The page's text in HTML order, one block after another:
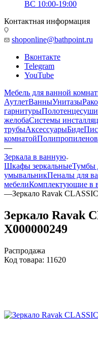
ВС 10:00-19:00
Контактная информация
shoponline@bathpoint.ru
Вконтакте
Telegram
YouTube
Мебель для ванной
АутлетВанныУнитазы
гарнитуры
желобаСистемы
трубыАксессуарыБиде
комнатой
—
Зеркала в ванную
Шкафы зеркальныеТумбы
умывальникПеналы для
мебелиКомплектующие в
—Зеркало Ravak
Зеркало Ravak
X000000249
Распродажа
Код товара: 11620